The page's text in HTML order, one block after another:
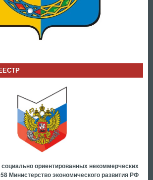
ориентированных некоммерческих
Министерство экономического развития РФ